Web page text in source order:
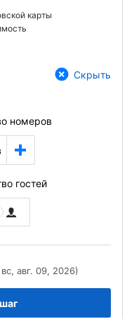
карты
Скрыть
номеров
гостей
авг. 09, 2026)